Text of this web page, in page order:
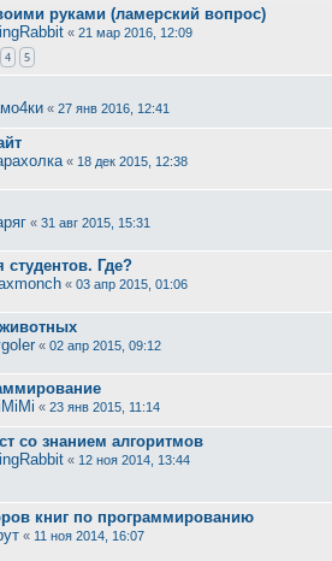
руками (ламерский вопрос)
« 21 мар 2016, 12:09
4 5
« 27 янв 2016, 12:41
« 18 дек 2015, 12:38
« 31 авг 2015, 15:31
студентов. Где?
« 03 апр 2015, 01:06
« 02 апр 2015, 09:12
« 23 янв 2015, 11:14
со знанием алгоритмов
« 12 ноя 2014, 13:44
книг по программированию
« 11 ноя 2014, 16:07